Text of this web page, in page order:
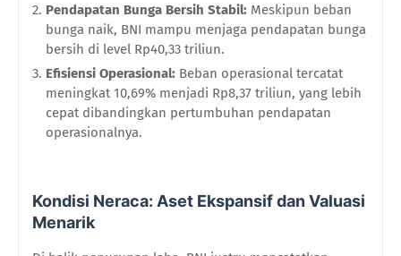
Pendapatan Bunga Bersih Stabil: Meskipun beban
bunga naik, BNI mampu menjaga pendapatan bunga
bersih di level Rp40,33 triliun.
Efisiensi Operasional: Beban operasional tercatat
meningkat 10,69% menjadi Rp8,37 triliun, yang lebih
cepat dibandingkan pertumbuhan pendapatan
operasionalnya.
Kondisi Neraca: Aset Ekspansif dan Valuasi
Menarik